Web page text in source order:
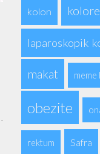
kolon
laparoskopik
makat meme
obezite
rektum Safra